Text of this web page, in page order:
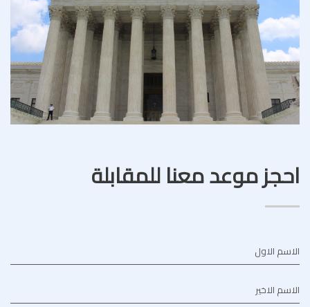
احجز موعد معنا للمقابلة
الاسم الاول
الاسم الاخير